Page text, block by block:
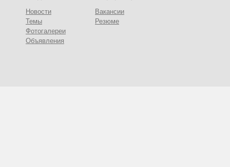
Новости
Темы
Фотогалереи
Объявления
Вакансии
Резюме